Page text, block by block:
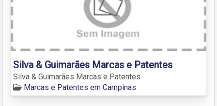
Silva & Guimarães Marcas e Patentes
Silva & Guimarães Marcas e Patentes
Marcas e Patentes em Campinas